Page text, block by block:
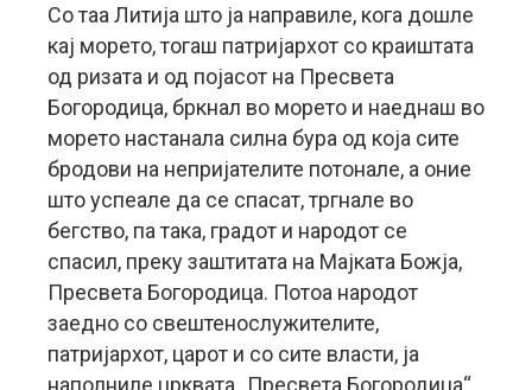
Со таа Литија што ја направиле, кога дошле
кај морето, тогаш патријархот со краиштата
од ризата и од појасот на Пресвета
Богородица, бркнал во морето и наеднаш во
морето настанала силна бура од која сите
бродови на непријателите потонале, а оние
што успеале да се спасат, тргнале во
бегство, па така, градот и народот се
спасил, преку заштитата на Мајката Божја,
Пресвета Богородица. Потоа народот
заедно со свештенослужителите,
патријархот, царот и со сите власти, ја
наполниле црквата „Пресвета Богородица“